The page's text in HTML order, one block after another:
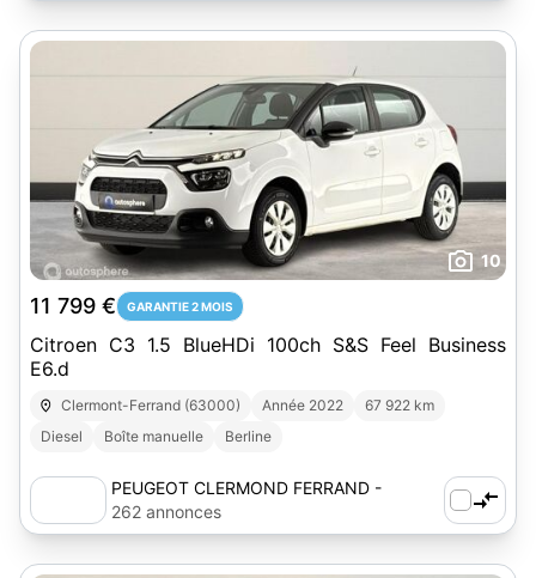
10
11 799 € GARANTIE 2 MOIS
Citroen C3 1.5 BlueHDi 100ch S&S Feel Business
E6.d
Clermont-Ferrand (63000) Année 2022
67 922 km
Diesel
Boîte manuelle Berline
PEUGEOT CLERMOND FERRAND -
AUTOSPHERE
262 annonces